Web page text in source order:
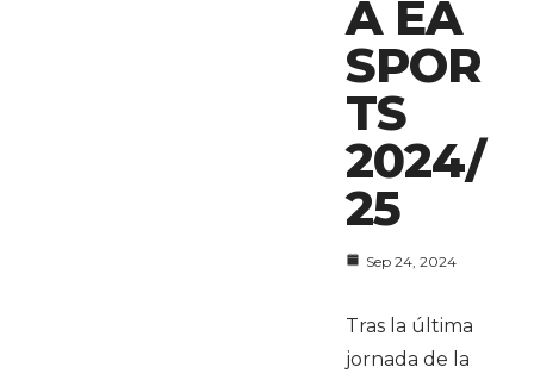
A EA
SPOR
TS
2024/
25
Sep 24, 2024
Tras la última
jornada de la